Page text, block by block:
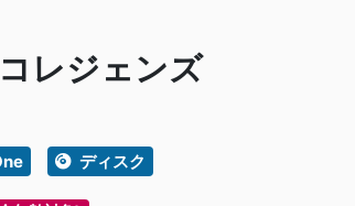
レジェンズ
ディスク